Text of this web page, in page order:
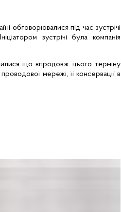
обговорювалися під час зустрічі
зустрічі була компанія
що впродовж цього терміну
проводової мережі, її консервації в